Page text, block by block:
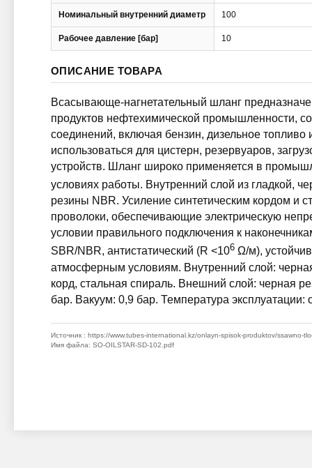
Номинальный внутренний диаметр 100
Рабочее давление [бар] 10
ОПИСАНИЕ ТОВАРА
Всасывающе-нагнетательный шланг
продуктов нефтехимической промышленности,
соединений, включая бензин, дизельное
использоваться для цистерн, резервуаров,
устройств. Шланг широко применяется в
условиях работы. Внутренний слой из гладкой,
резины NBR. Усиление синтетическим кордом и
проволоки, обеспечивающие электрическую
условии правильного подключения к
SBR/NBR, антистатический (R <106Ω/м),
атмосферным условиям. Внутренний слой:
корд, стальная спираль. Внешний слой: черная
бар. Вакуум: 0,9 бар. Температура эксплуатации:
Источник : https://www.tubes-international.kz/onlayn-spisok-produktov/ssawno-
Имя файла: SO-OILSTAR-SD-102.pdf